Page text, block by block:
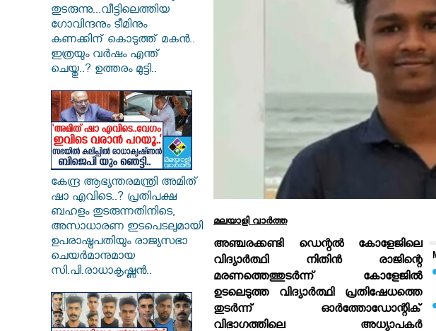
തുടരുന്നു...വീട്ടിലെത്തിയ
ഗോവിന്ദനും ടീമിനും
കണക്കിന് കൊടുത്ത് മകൻ..
ഇത്രയും വർഷം എന്ത്
ചെയ്തു..? ഉത്തരം മുട്ടി..
കേന്ദ്ര ആഭ്യന്തരമന്ത്രി അമിത്
ഷാ എവിടെ..? പ്രതിപക്ഷ
ബഹളം തുടരുന്നതിനിടെ,
അസാധാരണ ഇടപെടലുമായി
ഉപരാഷ്ട്രപതിയും രാജ്യസഭാ
ചെയർമാനുമായ
സി.പി.രാധാകൃഷ്ണൻ..
മലയാളി വാര്‍ത്ത
അഞ്ചരക്കണ്ടി ഡെന്റല്‍ കോളേജിലെ
വിദ്യാര്‍ത്ഥി നിതിന്‍ രാജിന്റെ
മരണത്തെത്തുടര്‍ന്ന് കോളേജില്‍
ഉടലെടുത്ത വിദ്യാര്‍ത്ഥി പ്രതിഷേധത്തെ
തുടര്‍ന്ന് ഓര്‍ത്തോഡോന്റിക്
വിഭാഗത്തിലെ അധ്യാപകര്‍